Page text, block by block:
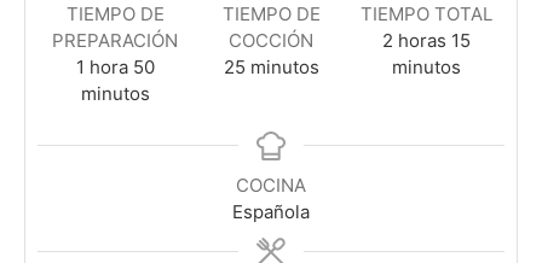
TIEMPO DE
PREPARACIÓN
1 h
o
a
hora 50m
u
minutos
TIEMPO DE
COCCIÓN
25m
o
s
minutos
TIEMPO TOTAL
2 h
o
s
horas 15
t
minutos
COCINA
Española